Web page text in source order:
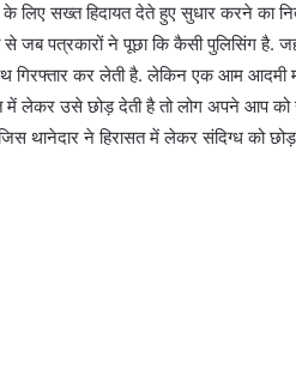
सख्त हिदायत देते हुए सुधार करने का
जब पत्रकारों ने पूछा कि कैसी पुलिसिंग है.
गिरफ्तार कर लेती है. लेकिन एक आम आदमी
में लेकर उसे छोड़ देती है तो लोग अपने आप को
थानेदार ने हिरासत में लेकर संदिग्ध को